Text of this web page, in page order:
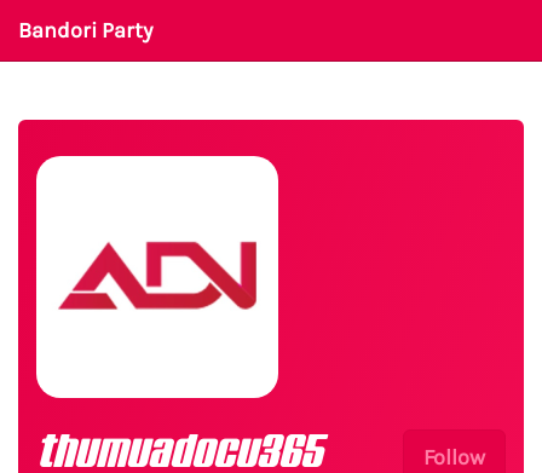
Bandori Party
Follow
thumuadocu365